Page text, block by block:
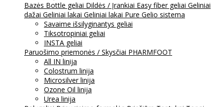
Bazės Bottle geliai Dildės / Įrankiai Easy fiber geliai Geliniai
dažai Geliniai lakai Geliniai lakai Pure Gelio sistema
Savaime išsilyginantys geliai
Tiksotropiniai geliai
INSTA geliai
Paruošimo priemonės / Skysčiai PHARMFOOT
All IN linija
Colostrum linija
Microsilver linija
Ozone Oil linija
Urea linija